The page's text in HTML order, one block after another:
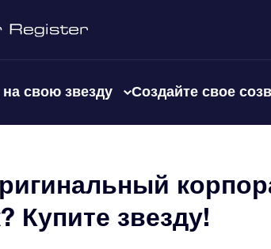
свою звезду Создайте свое
Купите звезду!